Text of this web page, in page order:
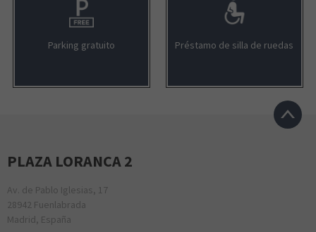
Parking gratuito Préstamo de silla de ruedas
PLAZA LORANCA 2
Av. de Pablo Iglesias, 17
28942 Fuenlabrada
Madrid, España